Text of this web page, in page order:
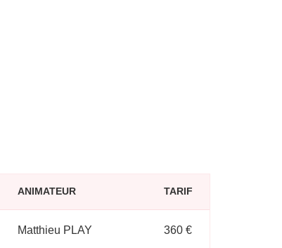
ANIMATEUR
Matthieu PLAY
TARIF
360 €